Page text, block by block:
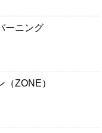
ーニング
（ZONE）